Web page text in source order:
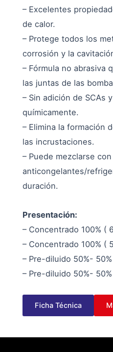
– Excelentes
de calor.
– Protege todos los
corrosión y la
– Fórmula no abrasiva
las juntas de las
– Sin adición de SCAs
químicamente.
– Elimina la formación
las incrustaciones.
– Puede mezclarse
anticongelantes/
duración.
Presentación:
– Concentrado 100% (
– Concentrado 100% (
– Pre-diluido 50%-
– Pre-diluido 50%-
Ficha Técnica